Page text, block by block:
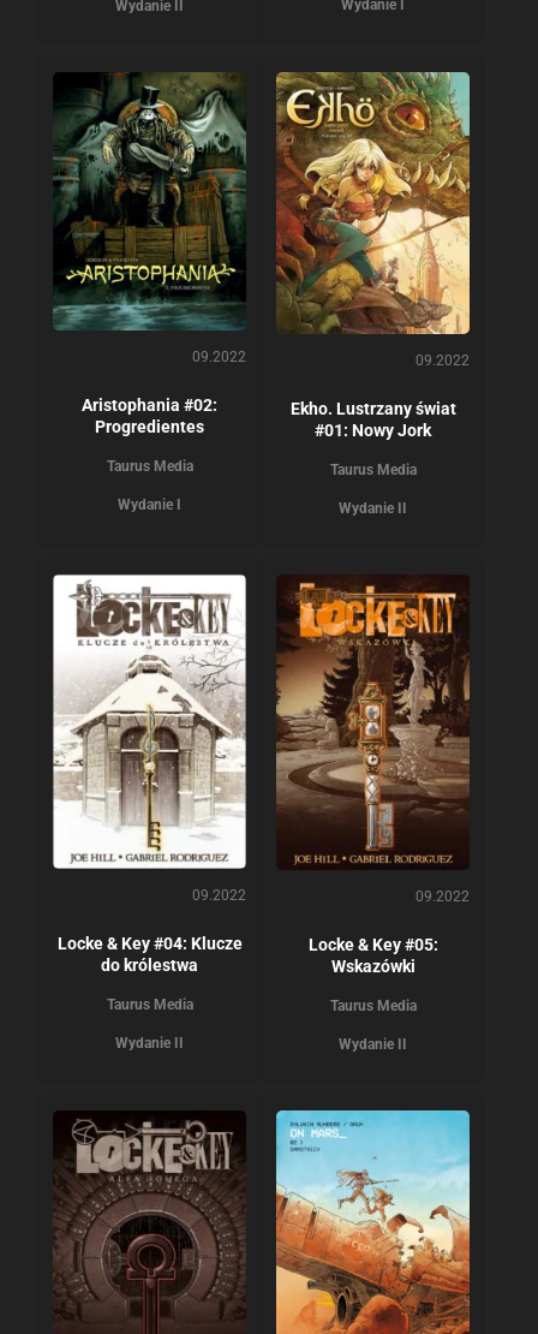
Wydanie II Wydanie I
09.2022
Aristophania #02:
Progredientes
Taurus Media
Wydanie I
09.2022
Ekho. Lustrzany świat
#01: Nowy Jork
Taurus Media
Wydanie II
09.2022
Locke & Key #04: Klucze
do królestwa
Taurus Media
Wydanie II
09.2022
Locke & Key #05:
Wskazówki
Taurus Media
Wydanie II